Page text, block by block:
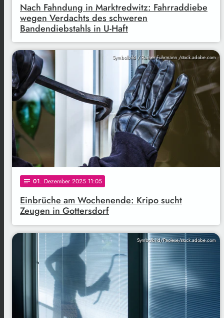
Nach Fahndung in Marktredwitz: Fahrraddiebe
wegen Verdachts des schweren
Bandendiebstahls in U-Haft
Symbolbild / Rainer Fuhrmann /stock.adobe.com
notes 01. Dezember 2025 11:05
Einbrüche am Wochenende: Kripo sucht
Zeugen in Gottersdorf
Symbolbild/Paolese/stock.adobe.com